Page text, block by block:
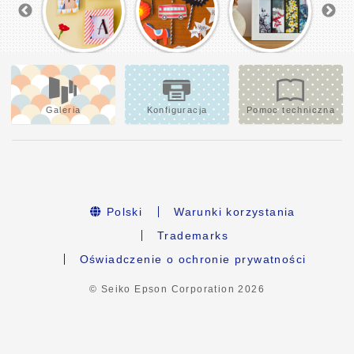
Galeria Konfiguracja Pomoc techniczna
Polski
Warunki korzystania
Trademarks
Oświadczenie o ochronie prywatności
© Seiko Epson Corporation2026